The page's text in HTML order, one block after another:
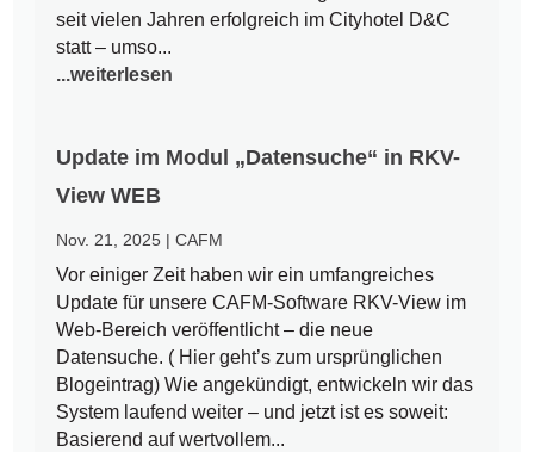
seit vielen Jahren erfolgreich im Cityhotel D&C
statt – umso...
...weiterlesen
Update im Modul „Datensuche“ in RKV-
View WEB
Nov. 21, 2025 |CAFM
Vor einiger Zeit haben wir ein umfangreiches
Update für unsere CAFM-Software RKV-View im
Web-Bereich veröffentlicht – die neue
Datensuche. ( Hier geht’s zum ursprünglichen
Blogeintrag) Wie angekündigt, entwickeln wir das
System laufend weiter – und jetzt ist es soweit:
Basierend auf wertvollem...